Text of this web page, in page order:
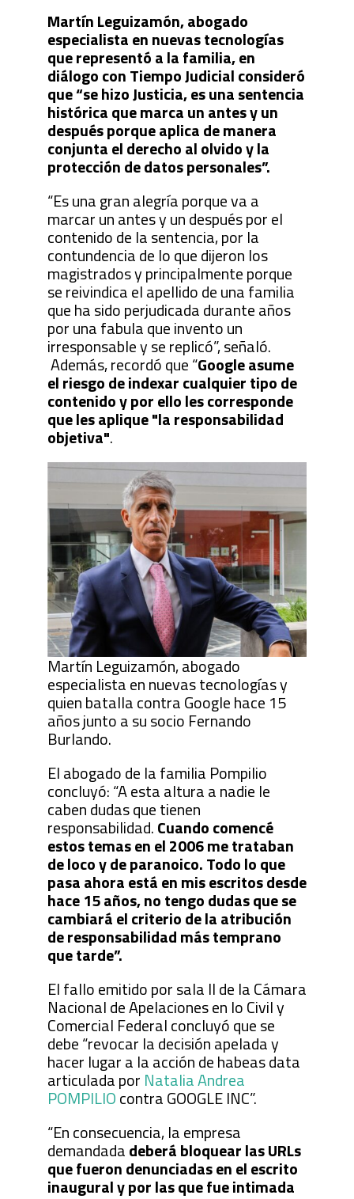
Martín Leguizamón, abogado
especialista en nuevas tecnologías
que representó a la familia, en
diálogo con Tiempo Judicial consideró
que “se hizo Justicia, es una sentencia
histórica que marca un antes y un
después porque aplica de manera
conjunta el derecho al olvido y la
protección de datos personales”.
“Es una gran alegría porque va a
marcar un antes y un después por el
contenido de la sentencia, por la
contundencia de lo que dijeron los
magistrados y principalmente porque
se reivindica el apellido de una familia
que ha sido perjudicada durante años
por una fabula que invento un
irresponsable y se replicó”, señaló.
Además, recordó que “Google asume
el riesgo de indexar cualquier tipo de
contenido y por ello les corresponde
que les aplique "la responsabilidad
objetiva".
Martín Leguizamón, abogado
especialista en nuevas tecnologías y
quien batalla contra Google hace 15
años junto a su socio Fernando
Burlando.
El abogado de la familia Pompilio
concluyó: “A esta altura a nadie le
caben dudas que tienen
responsabilidad.Cuando comencé
estos temas en el 2006 me trataban
de loco y de paranoico. Todo lo que
pasa ahora está en mis escritos desde
hace 15 años, no tengo dudas que se
cambiará el criterio de la atribución
de responsabilidad más temprano
que tarde”.
El fallo emitido por sala II de la Cámara
Nacional de Apelaciones en lo Civil y
Comercial Federal concluyó que se
debe “revocar la decisión apelada y
hacer lugar a la acción de habeas data
articulada por Natalia Andrea
POMPILIOcontra GOOGLE INC”.
“En consecuencia, la empresa
demandadadeberá bloquear las URLs
que fueron denunciadas en el escrito
inaugural y por las que fue intimada